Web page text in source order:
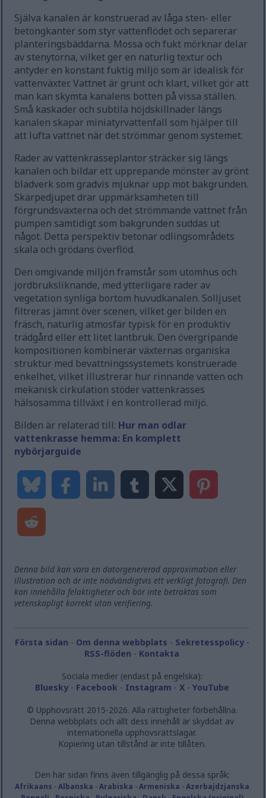
Själva kanalen är konstruerad av låga sten- eller
betongkanter som styr vattenflödet och separerar
planteringsbäddarna. Mossa och fukt mörknar delar
av stenytorna, vilket ger en naturlig textur och
antyder en konstant fuktig miljö som är idealisk för
vattenväxter. Vattnet är grunt och klart, vilket gör att
man kan skymta kanalens botten på vissa ställen.
Små kaskader och subtila höjdskillnader längs
kanalen skapar miniatyrvattenfall som hjälper till
att lufta vattnet när det strömmar genom systemet.
Rader av vattenkrasseplantor sträcker sig längs
kanalen och bildar ett upprepande mönster av grönt
bladverk som gradvis mjuknar upp mot bakgrunden.
Skärpedjupet drar uppmärksamheten till
förgrundsväxterna och det strömmande vattnet från
pumpen samtidigt som bakgrunden suddas ut
något. Detta perspektiv betonar odlingsområdets
skala och grödans överflöd.
Den omgivande miljön framstår som utomhus och
jordbruksliknande, med ytterligare rader av
vegetation synliga bortom huvudkanalen. Solljuset
filtreras jämnt över scenen, vilket ger bilden en
fräsch, naturlig atmosfär typisk för en produktiv
trädgård eller ett litet lantbruk. Den övergripande
kompositionen kombinerar växternas organiska
struktur med bevattningssystemets konstruerade
enkelhet, vilket illustrerar hur rinnande vatten och
mekanisk cirkulation stöder vattenkrasses
hälsosamma tillväxt i en kontrollerad miljö.
Bilden är relaterad till: Hur man odlar
vattenkrasse hemma: En komplett
nybörjarguide
Denna bild kan vara en datorgenererad approximation eller
illustration och är inte nödvändigtvis ett verkligt fotografi. Den
kan innehålla felaktigheter och bör inte betraktas som
vetenskapligt korrekt utan verifiering.
Första sidan - Om denna webbplats - Sekretesspolicy-
RSS-flöden - Kontakta
Sociala medier (endast på engelska):
Bluesky- Facebook - Instagram - X- YouTube
© Upphovsrätt 2015-2026. Alla rättigheter förbehållna.
Denna webbplats och allt dess innehåll är skyddat av
internationella upphovsrättslagar.
Kopiering utan tillstånd är inte tillåten.
Den här sidan finns även tillgänglig på dessa språk:
Afrikaans -Albanska -Arabiska -Armeniska -Azerbajdzjanska